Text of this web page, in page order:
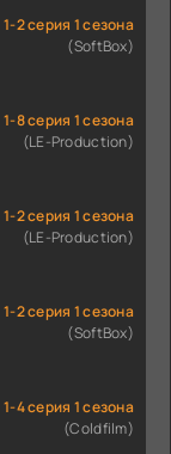
1-2 серия 1 сезона
(SoftBox)
1-8 серия 1 сезона
(LE-Production)
1-2 серия 1 сезона
(LE-Production)
1-2 серия 1 сезона
(SoftBox)
1-4 серия 1 сезона
(Coldfilm)